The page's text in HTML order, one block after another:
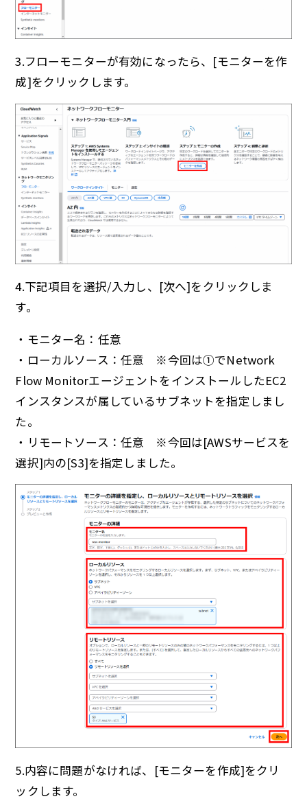
3.フローモニターが有効になったら、[モニターを作
成]をクリックします。
4.下記項目を選択/入力し、[次へ]をクリックしま
す。
・モニター名：任意
・ローカルソース：任意 ※今回は①でNetwork
Flow MonitorエージェントをインストールしたEC2
インスタンスが属しているサブネットを指定しまし
た。
・リモートソース：任意 ※今回は[AWSサービスを
選択]内の[S3]を指定しました。
5.内容に問題がなければ、[モニターを作成]をクリ
ックします。